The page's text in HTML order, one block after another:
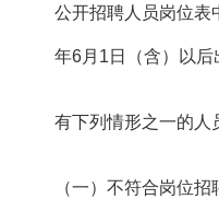
公开招聘人员岗位表
年6月1日（含）以后
有下列情形之一的人
（一）不符合岗位招